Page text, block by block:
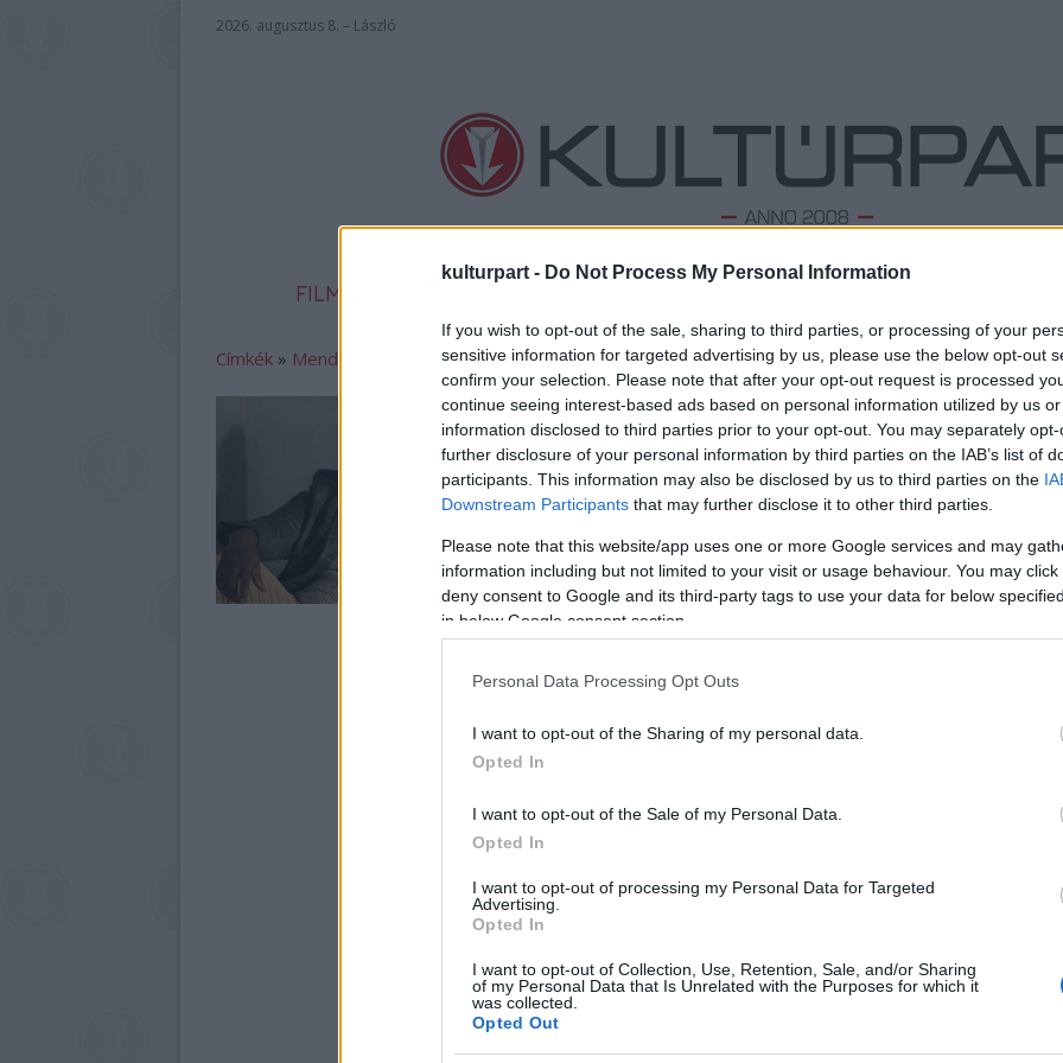
kulturpart - Do Not Process My Personal Information
If you wish to opt-out of the sale, sharing to third parties, or processing of your
sensitive information for targeted advertising by us, please use the below opt-out
confirm your selection. Please note that after your opt-out request is processed
continue seeing interest-based ads based on personal information utilized by us
information disclosed to third parties prior to your opt-out. You may separately
further disclosure of your personal information by third parties on the IAB’s list of
participants. This information may also be disclosed by us to third parties on the
Downstream Participants that may further disclose it to other third parties.
Please note that this website/app uses one or more Google services and may
information including but not limited to your visit or usage behaviour. You may
deny consent to Google and its third-party tags to use your data for below
in below Google consent section.
Personal Data Processing Opt Outs
I want to opt-out of the Sharing of my personal data.
Opted In
I want to opt-out of the Sale of my Personal Data.
Opted In
I want to opt-out of processing my Personal Data for Targeted
Advertising.
Opted In
I want to opt-out of Collection, Use, Retention, Sale, and/or Sharing
of my Personal Data that Is Unrelated with the Purposes for which it
was collected.
Opted Out
2026. augusztus 8. – László
FILM
Címkék » Mendelssohn_Kamarazanekar
Pár nap és világsztárokkal telik meg
Veszprém
2024. 07. 15.|Kultúrpart
Veszprémbe érkezik a Grammy-díjas jazz világsztár,
Gregory Porter, és a '70-es évek kultikus zenekara, a Toto
tovább
Top
A
A